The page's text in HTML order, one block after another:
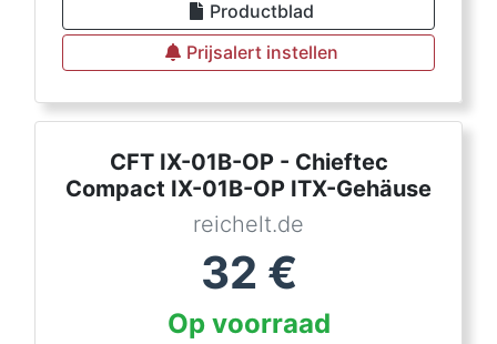
Productblad
Prijsalert instellen
CFT IX-01B-OP - Chieftec
Compact IX-01B-OP ITX-Gehäuse
reichelt.de
32 €
Op voorraad